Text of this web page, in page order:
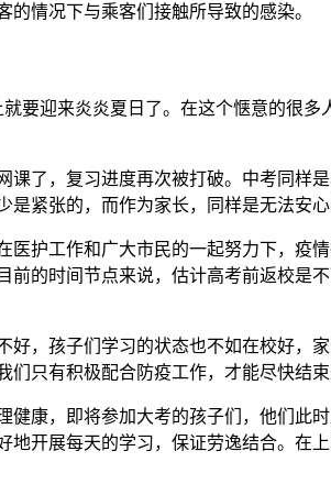
情况下与乘客们接触所导致的感染。
要迎来炎炎夏日了。在这个惬意的很
了，复习进度再次被打破。中考同样
紧张的，而作为家长，同样是无法安
护工作和广大市民的一起努力下，疫
的时间节点来说，估计高考前返校是
，孩子们学习的状态也不如在校好，
只有积极配合防疫工作，才能尽快结束
康，即将参加大考的孩子们，他们此
开展每天的学习，保证劳逸结合。在